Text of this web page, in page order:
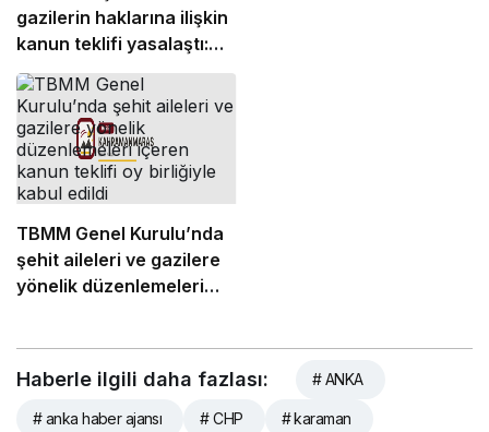
gazilerin haklarına ilişkin
kanun teklifi yasalaştı:
“Şehitler, şehit aileleri ve
gazilerimiz hepimizin
başının tacıdır”
TBMM Genel Kurulu’nda
şehit aileleri ve gazilere
yönelik düzenlemeleri
Haberle ilgili daha fazlası: # ANKA
# anka haber ajansı # CHP # karaman